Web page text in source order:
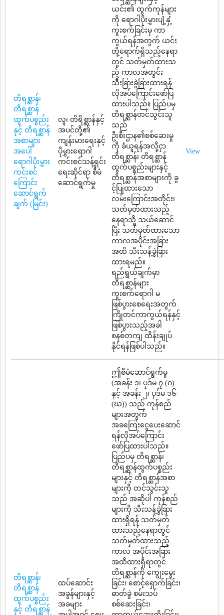
တိရစ္ဆာန်၊
တိရစ္ဆာန်
ထွက်ပစ္စည်း
နှင့် တိရစ္ဆာန်
အစာများ
အပေါ်
ရောဂါပိုးမွှား
ကင်းစင်
ကြောင်း
ဆောင်ရွက်
ချက် (မြင်း)
လူ၊ တိရိစ္ဆာန်နှင့်
အပင်တို့၏
ကျန်းမားရေးနှင့်
ပိုမွှားရောဂါ
ကင်းစင်သန့်ရှင်း
ရေးဆိုင်ရာ စီမံ
ဆောင်ရွက်မှု
ယင်း၏ ထွက်ကုန်များ
ကို ရောဂါပိုးမွှားပျံ့နှံ့
ကူးစက်ခြင်းမှ ကာ
ကွယ်ရန်အတွက် ယင်း
တို့ရောက်ရှိသည့်နေရာ
တွင် သတ်မှတ်ထားသ
ည့် ကာလအတွင်း
သီးခြားခွဲခြားထားရန်
လိုအပ်ကြောင်းဖော်ပြ
ထားပါသည်။ ပြည်ပမှ
တိရစ္ဆာန်တင်သွင်းသူ
သည်
ဦးစီးဌာန၏စစ်ဆေးမှု
ကို ခံယူရန်အလို့ငှာ
တိရစ္ဆာန်၊ တိရစ္ဆာန်
ထွက်ပစ္စည်းများနှင့်
တိရစ္ဆာန်အစာများကို ခွ
င့်ပြုထားသော
လမ်းကြောင်းအတိုင်း၊
သတ်မှတ်ထားသည့်
နေရာသို့ သယ်ဆောင်
ပြီး သတ်မှတ်ထားသော
ကာလအပိုင်းအခြား
အထိ သီးသန့်ခွဲခြား
ထားရမည်။
ရည်ရွယ်ချက်မှာ
တိရစ္ဆာန်များ
ကူးစက်ရောဂါ မ
ဖြစ်ပွားစေရေးအတွက်
ကြိုတင်ကာကွယ်ရန်နှင့်
ဖြစ်ပွားသည့်အခါ
စနစ်တကျ ထိန်းချုပ်
နိုင်ရန်ဖြစ်ပါသည်။
View
တိရစ္ဆာန်၊
တိရစ္ဆာန်
ထွက်ပစ္စည်း
နှင့် တိရစ္ဆာန်
ထပ်ဆောင်း
အခွန်များနှင့်
အခများ
ဤစီမံဆောင်ရွက်မှု
(အခန်း ၁၊ ပုဒ်မ ၇ (ဂ)
နှင့် အခန်း ၂၊ ပုဒ်မ ၁၆
(ဃ)) သည် ကုန်စည်
များအတွက်
အခကြေးငွေပေးဆောင်
ရန်လိုအပ်ကြောင်း
ဖော်ပြထားပါသည်။
ပြည်ပမှ တိရစ္ဆာန်၊
တိရစ္ဆာန်ထွက်ပစ္စည်း
များနှင့် တိရစ္ဆာန်အစာ
များကို တင်သွင်းသူ
သည် အဆိုပါ ကုန်စည်
များကို သီးသန့်ခွဲခြား
ထားရှိရန် သတ်မှတ်
ထားသည့်နေရာတွင်
သတ်မှတ်ထားသည့်
ကာလ အပိုင်းအခြား
အထိထားရှိရာတွင်
တိရစ္ဆာန်ကို ကျွေးမွေး
ခြင်း၊ စောင့်ရှောက်ခြင်း၊
ဓာတ်ခွဲ စမ်းသပ်
စစ်ဆေးခြင်း၊